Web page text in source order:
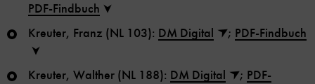
PDF-Findbuch
Kreuter, Franz (NL 103): DM Digital ; PDF-Findbuch
Kreuter, Walther (NL 188): DM Digital ; PDF-